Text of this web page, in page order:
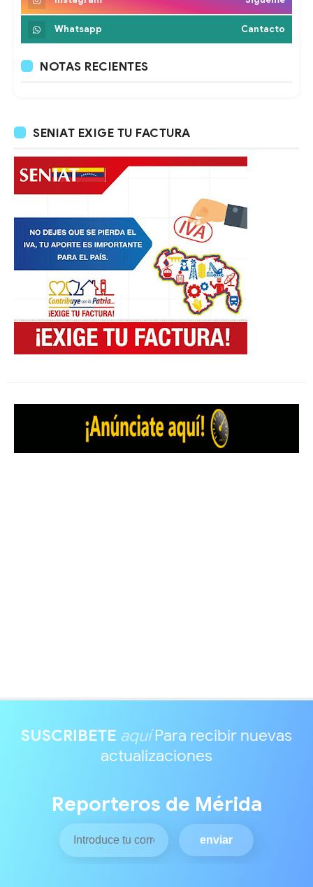
Whatsapp Cantacto
NOTAS RECIENTES
SENIAT EXIGE TU FACTURA
SUSCRIBETE aquíPara recibir nuevas
actualizaciones
Reporteros de Mérida